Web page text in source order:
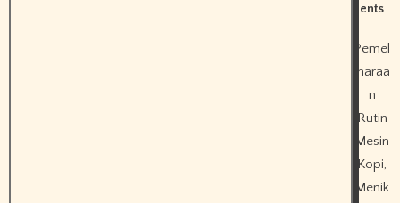
ents
Pemel
iharaa
n
Rutin
Mesin
Kopi,
Menik